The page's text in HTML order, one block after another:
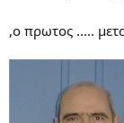
,ο πρωτος .....